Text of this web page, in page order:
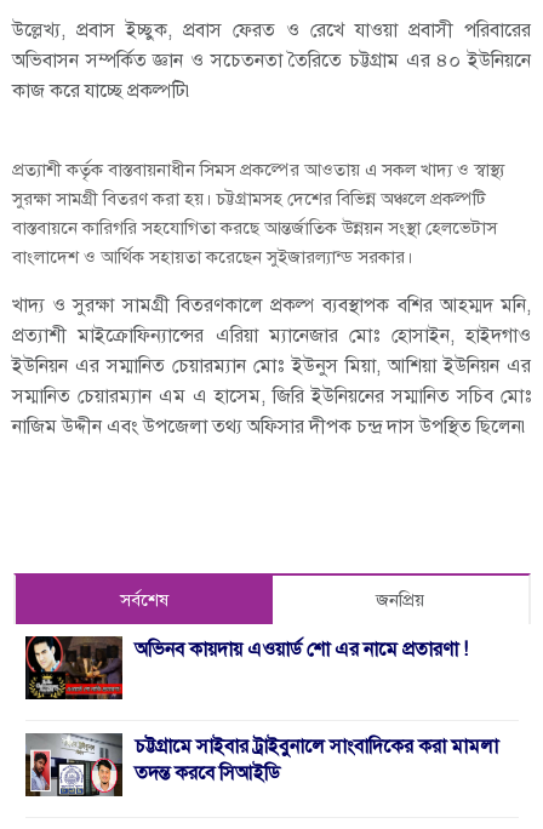
উল্লেখ্য, প্রবাস ইচ্ছুক, প্রবাস ফেরত ও রেখে যাওয়া প্রবাসী পরিবারের
অভিবাসন সম্পর্কিত জ্ঞান ও সচেতনতা তৈরিতে চট্টগ্রাম এর ৪০ ইউনিয়নে
কাজ করে যাচ্ছে প্রকল্পটি৷
প্রত্যাশী কর্তৃক বাস্তবায়নাধীন সিমস প্রকল্পের আওতায় এ সকল খাদ্য ও স্বাস্থ্য
সুরক্ষা সামগ্রী বিতরণ করা হয়। চট্টগ্রামসহ দেশের বিভিন্ন অঞ্চলে প্রকল্পটি
বাস্তবায়নে কারিগরি সহযোগিতা করছে আন্তর্জাতিক উন্নয়ন সংস্থা হেলভেটাস
বাংলাদেশ ও আর্থিক সহায়তা করেছেন সুইজারল্যান্ড সরকার।
খাদ্য ও সুরক্ষা সামগ্রী বিতরণকালে প্রকল্প ব্যবস্থাপক বশির আহম্মদ মনি,
প্রত্যাশী মাইক্রোফিন্যান্সের এরিয়া ম্যানেজার মোঃ হোসাইন, হাইদগাও
ইউনিয়ন এর সম্মানিত চেয়ারম্যান মোঃ ইউনুস মিয়া, আশিয়া ইউনিয়ন এর
সম্মানিত চেয়ারম্যান এম এ হাসেম, জিরি ইউনিয়নের সম্মানিত সচিব মোঃ
নাজিম উদ্দীন এবং উপজেলা তথ্য অফিসার দীপক চন্দ্র দাস উপস্থিত ছিলেন৷
সর্বশেষ জনপ্রিয়
অভিনব কায়দায় এওয়ার্ড শো এর নামে প্রতারণা !
চট্টগ্রামে সাইবার ট্রাইবুনালে সাংবাদিকের করা মামলা
তদন্ত করবে সিআইডি